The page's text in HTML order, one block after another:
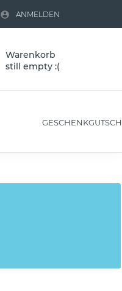
 ANMELDEN
Warenkorb
still empty :(